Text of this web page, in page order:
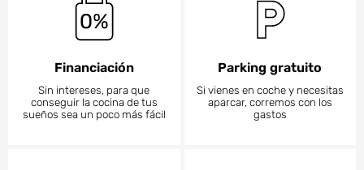
Financiación
Sin intereses, para que
conseguir la cocina de tus
sueños sea un poco más fácil
Parking gratuito
Si vienes en coche y necesitas
aparcar, corremos con los
gastos